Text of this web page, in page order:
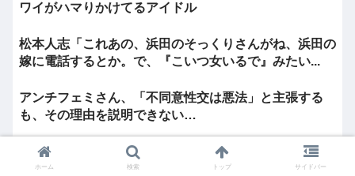
ワイがハマりかけてるアイドル
松本人志「これあの、浜田のそっくりさんがね、浜田の
嫁に電話するとか。で、『こいつ女いるで』みたい...
アンチフェミさん、「不同意性交は悪法」と主張する
も、その理由を説明できない…
長野県議補選（定数1）、共産候補が維新候補らを抑え
て当選
ホーム 検索 トップ サイドバー